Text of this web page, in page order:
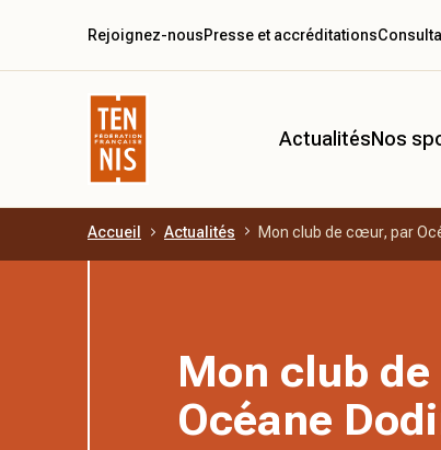
Aller au contenu principal
ActualitésNos
Rejoignez-nousPresse et accréditations
Accueil Actualités Mon club de cœur, par
Mon club
Océane